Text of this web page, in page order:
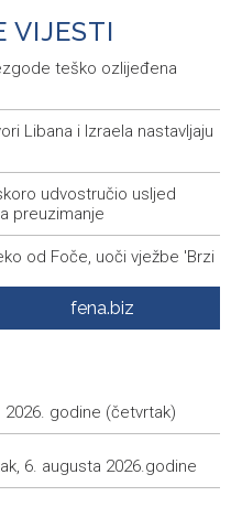
VIJESTI
teško ozlijeđena
Libana i Izraela nastavljaju
udvostručio usljed
preuzimanje
od Foče, uoči vježbe 'Brzi
prikupio više poreza nego
veliki broj građana (VIDEO)
u, vatrogasci i dalje na
temperature od 34 do 41
fena.biz
godine (četvrtak)
6. augusta 2026.godine